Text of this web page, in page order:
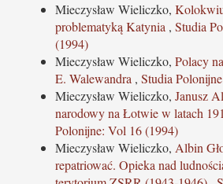
Mieczysław Wieliczko,
problematyką Katynia , Studia
(1994)
Mieczysław Wieliczko, Polacy
E. Walewandra , Studia
Mieczysław Wieliczko, Janusz
narodowy na Łotwie w latach
Polonijne: Vol 16 (1994)
Mieczysław Wieliczko, Albin
repatriować. Opieka nad